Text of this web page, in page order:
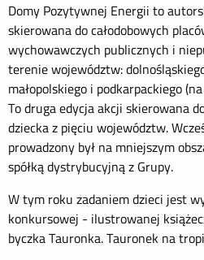
Domy Pozytywnej Energii to
skierowana do całodobowych
wychowawczych publicznych i
terenie województw:
małopolskiego i podkarpackiego
To druga edycja akcji skierowana
dziecka z pięciu województw.
prowadzony był na mniejszym
spółką dystrybucyjną z Grupy.
W tym roku zadaniem dzieci jest
konkursowej - ilustrowanej
byczka Tauronka. Tauronek na